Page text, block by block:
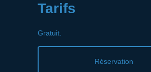
Tarifs
Gratuit.
Réservation